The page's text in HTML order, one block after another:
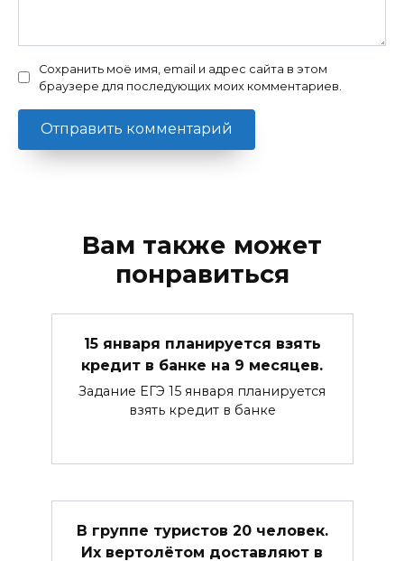
Сохранить моё имя, email и адрес сайта в этом
браузере для последующих моих комментариев.
Вам также может
понравиться
15 января планируется взять
кредит в банке на 9 месяцев.
Задание ЕГЭ 15 января планируется
взять кредит в банке
В группе туристов 20 человек.
Их вертолётом доставляют в